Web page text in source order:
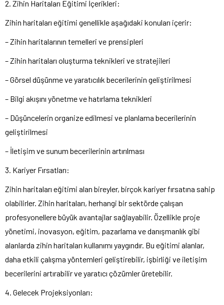
2. Zihin Haritaları Eğitimi İçerikleri:
Zihin haritaları eğitimi genellikle aşağıdaki konuları içerir:
– Zihin haritalarının temelleri ve prensipleri
– Zihin haritaları oluşturma teknikleri ve stratejileri
– Görsel düşünme ve yaratıcılık becerilerinin geliştirilmesi
– Bilgi akışını yönetme ve hatırlama teknikleri
– Düşüncelerin organize edilmesi ve planlama becerilerinin
geliştirilmesi
– İletişim ve sunum becerilerinin artırılması
3. Kariyer Fırsatları:
Zihin haritaları eğitimi alan bireyler, birçok kariyer fırsatına sahip
olabilirler. Zihin haritaları, herhangi bir sektörde çalışan
profesyonellere büyük avantajlar sağlayabilir. Özellikle proje
yönetimi, inovasyon, eğitim, pazarlama ve danışmanlık gibi
alanlarda zihin haritaları kullanımı yaygındır. Bu eğitimi alanlar,
daha etkili çalışma yöntemleri geliştirebilir, işbirliği ve iletişim
becerilerini artırabilir ve yaratıcı çözümler üretebilir.
4. Gelecek Projeksiyonları: